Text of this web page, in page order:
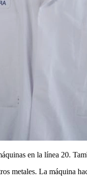
en la línea 20.
metales. La máquina